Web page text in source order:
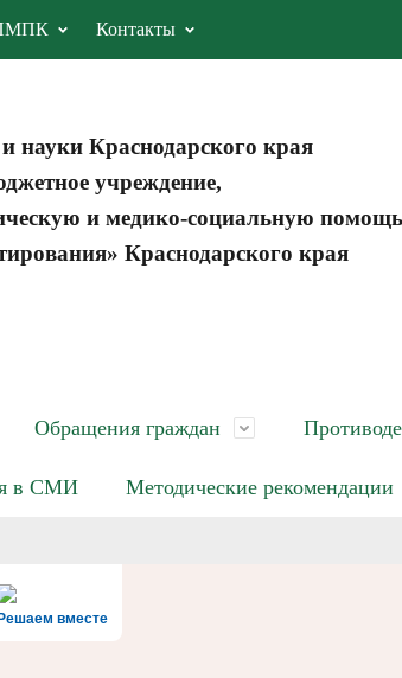
Контакты
науки Краснодарского края
учреждение,
и медико-социальную помощь
Краснодарского края
Обращения граждан
в СМИ Методические рекомендации
Решаем вместе